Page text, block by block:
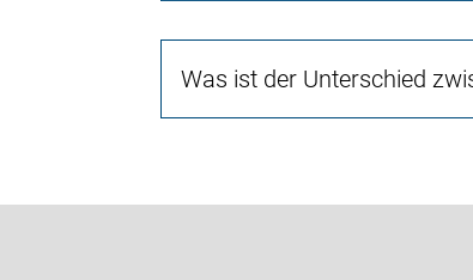
Was ist der Unterschied